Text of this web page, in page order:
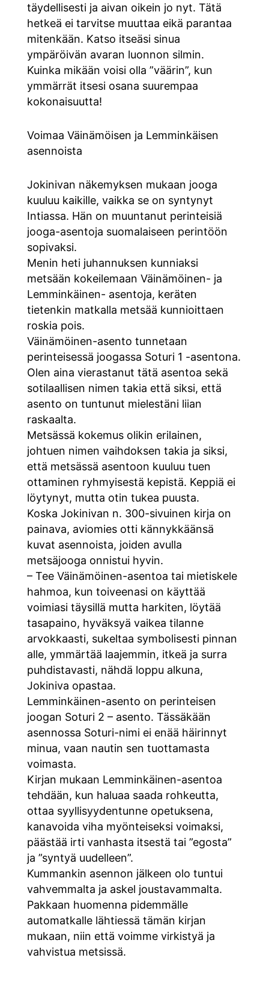
täydellisesti ja aivan oikein jo nyt. Tätä
hetkeä ei tarvitse muuttaa eikä parantaa
mitenkään. Katso itseäsi sinua
ympäröivän avaran luonnon silmin.
Kuinka mikään voisi olla ”väärin”, kun
ymmärrät itsesi osana suurempaa
kokonaisuutta!
Voimaa Väinämöisen ja Lemminkäisen
asennoista
Jokinivan näkemyksen mukaan jooga
kuuluu kaikille, vaikka se on syntynyt
Intiassa. Hän on muuntanut perinteisiä
jooga-asentoja suomalaiseen perintöön
sopivaksi.
Menin heti juhannuksen kunniaksi
metsään kokeilemaan Väinämöinen- ja
Lemminkäinen- asentoja, keräten
tietenkin matkalla metsää kunnioittaen
roskia pois.
Väinämöinen-asento tunnetaan
perinteisessä joogassa Soturi 1 -asentona.
Olen aina vierastanut tätä asentoa sekä
sotilaallisen nimen takia että siksi, että
asento on tuntunut mielestäni liian
raskaalta.
Metsässä kokemus olikin erilainen,
johtuen nimen vaihdoksen takia ja siksi,
että metsässä asentoon kuuluu tuen
ottaminen ryhmyisestä kepistä. Keppiä ei
löytynyt, mutta otin tukea puusta.
Koska Jokinivan n. 300-sivuinen kirja on
painava, aviomies otti kännykkäänsä
kuvat asennoista, joiden avulla
metsäjooga onnistui hyvin.
– Tee Väinämöinen-asentoa tai mietiskele
hahmoa, kun toiveenasi on käyttää
voimiasi täysillä mutta harkiten, löytää
tasapaino, hyväksyä vaikea tilanne
arvokkaasti, sukeltaa symbolisesti pinnan
alle, ymmärtää laajemmin, itkeä ja surra
puhdistavasti, nähdä loppu alkuna,
Jokiniva opastaa.
Lemminkäinen-asento on perinteisen
joogan Soturi 2 – asento. Tässäkään
asennossa Soturi-nimi ei enää häirinnyt
minua, vaan nautin sen tuottamasta
voimasta.
Kirjan mukaan Lemminkäinen-asentoa
tehdään, kun haluaa saada rohkeutta,
ottaa syyllisyydentunne opetuksena,
kanavoida viha myönteiseksi voimaksi,
päästää irti vanhasta itsestä tai ”egosta”
ja ”syntyä uudelleen”.
Kummankin asennon jälkeen olo tuntui
vahvemmalta ja askel joustavammalta.
Pakkaan huomenna pidemmälle
automatkalle lähtiessä tämän kirjan
mukaan, niin että voimme virkistyä ja
vahvistua metsissä.